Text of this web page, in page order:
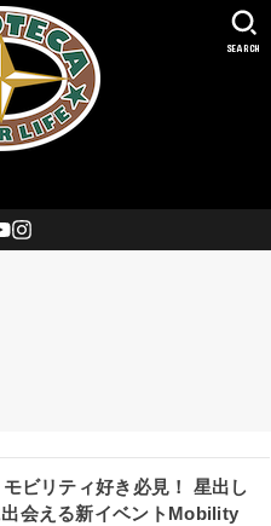
SEARCH
モビリティ好き必見！ 星出し
会える新イベントMobility